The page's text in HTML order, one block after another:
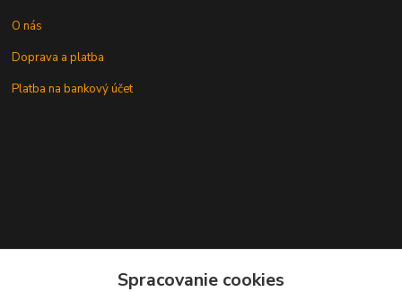
O nás
Doprava a platba
Platba na bankový účet
Spracovanie cookies